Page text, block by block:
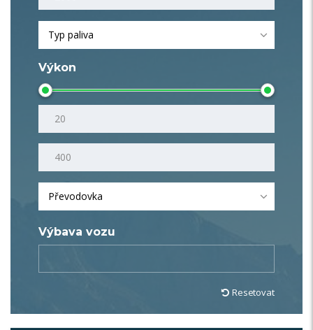
Typ paliva
Výkon
Převodovka
Výbava vozu
Resetovat